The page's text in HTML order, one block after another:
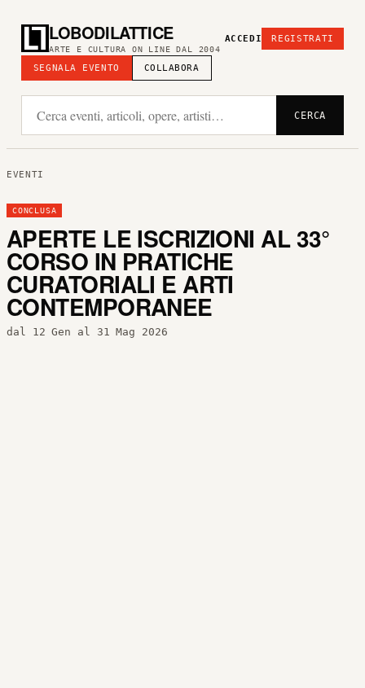
LOBODILATTICE
ARTE E CULTURA ON LINE DAL 2004
SEGNALA EVENTO COLLABORA
ACCEDI REGISTRATI
CERCA
EVENTI
CONCLUSA
APERTE LE ISCRIZIONI AL 33°
CORSO IN PRATICHE
CURATORIALI E ARTI
CONTEMPORANEE
dal 12 Gen al 31 Mag 2026